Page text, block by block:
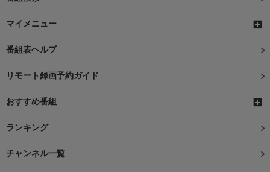
マイメニュー
番組表ヘルプ
リモート録画予約ガイド
おすすめ番組
ランキング
チャンネル一覧